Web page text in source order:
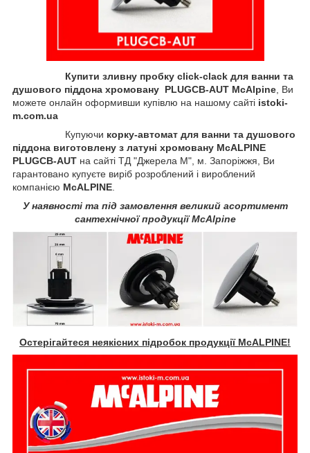
Купити зливну пробку click-clack для ванни та
душового піддона хромовану PLUGCB-AUT McAlpine, Ви
можете онлайн оформивши купівлю на нашому сайті istoki-
m.com.ua
Купуючи корку-автомат для ванни та душового
піддона виготовлену з латуні хромовану McALPINE
PLUGCB-AUT на сайті ТД "Джерела М", м. Запоріжжя, Ви
гарантовано купуєте виріб розроблений і вироблений
компанією McALPINE.
У наявності та під замовлення великий асортимент
сантехнічної продукції McAlpine
Остерігайтеся неякісних підробок продукції McALPINE!